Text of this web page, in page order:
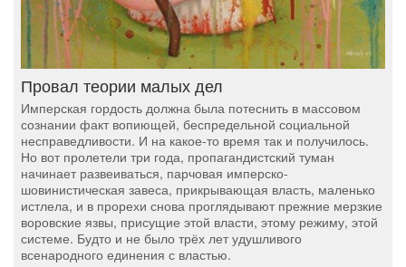
Провал теории малых дел
Имперская гордость должна была потеснить в массовом
сознании факт вопиющей, беспредельной социальной
несправедливости. И на какое-то время так и получилось.
Но вот пролетели три года, пропагандистский туман
начинает развеиваться, парчовая имперско-
шовинистическая завеса, прикрывающая власть, маленько
истлела, и в прорехи снова проглядывают прежние мерзкие
воровские язвы, присущие этой власти, этому режиму, этой
системе. Будто и не было трёх лет удушливого
всенародного единения с властью.